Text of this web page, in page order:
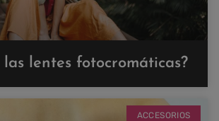
las lentes fotocromáticas?
ACCESORIOS